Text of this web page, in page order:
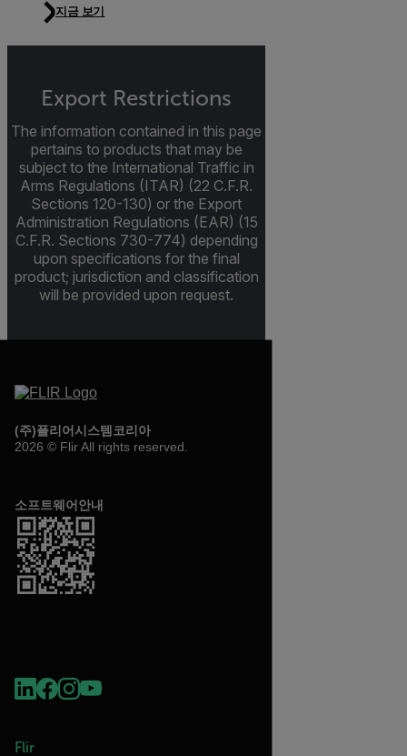
지금 보기
Export Restrictions
The information contained in this page
pertains to products that may be
subject to the International Traffic in
Arms Regulations (ITAR) (22 C.F.R.
Sections 120-130) or the Export
Administration Regulations (EAR) (15
C.F.R. Sections 730-774) depending
upon specifications for the final
product; jurisdiction and classification
will be provided upon request.
(주)플리어시스템코리아
2026 © Flir All rights reserved.
소프트웨어안내
Flir